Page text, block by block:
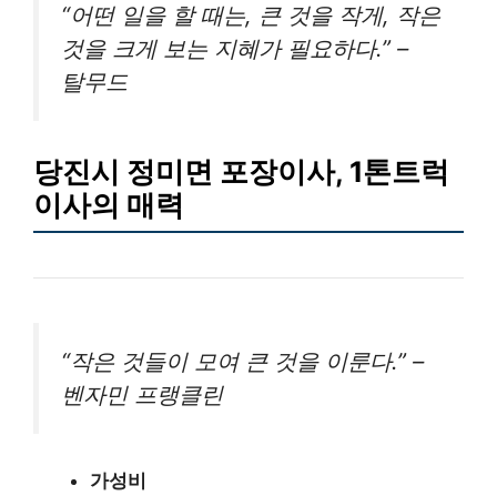
“어떤 일을 할 때는, 큰 것을 작게, 작은
것을 크게 보는 지혜가 필요하다.” –
탈무드
당진시 정미면 포장이사, 1톤트럭
이사의 매력
“작은 것들이 모여 큰 것을 이룬다.” –
벤자민 프랭클린
가성비